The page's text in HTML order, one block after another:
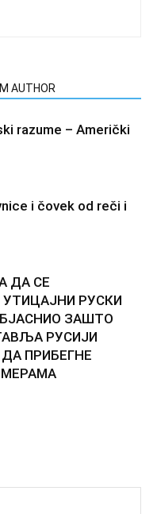
AUTHOR
razume – Američki
i čovek od reči i
ДА СЕ
РУСКИ
ЗАШТО
РУСИЈИ
ПРИБЕГНЕ